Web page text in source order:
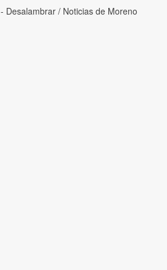
- Desalambrar / Noticias de Moreno